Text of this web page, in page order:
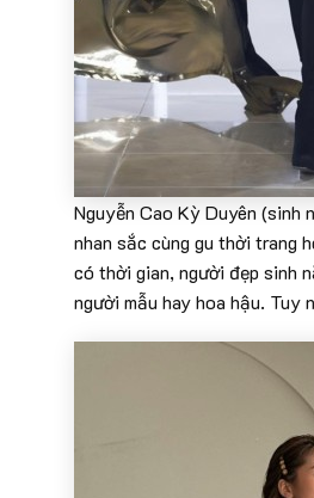
Nguyễn Cao Kỳ Duyên (sinh
nhan sắc cùng gu thời trang
có thời gian, người đẹp sinh
người mẫu hay hoa hậu. Tuy